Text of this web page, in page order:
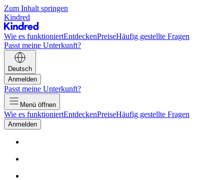
Zum Inhalt springen
Kindred
Wie es funktioniertEntdeckenPreiseHäufig gestellte Fragen
Passt meine Unterkunft?
Deutsch
Anmelden
Passt meine Unterkunft?
Menü öffnen
Wie es funktioniertEntdeckenPreiseHäufig gestellte Fragen
Anmelden